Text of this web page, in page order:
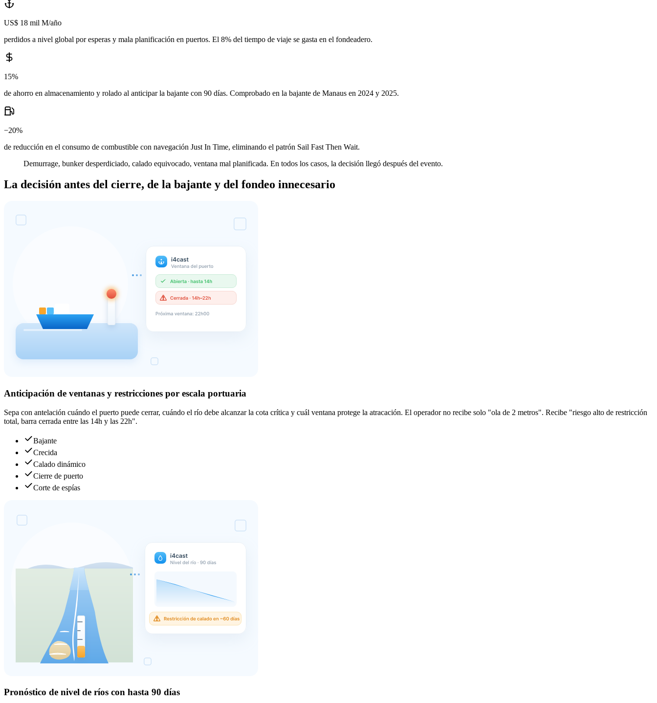
US$ 18 mil M/año
perdidos a nivel global por esperas y mala planificación en puertos. El 8% del tiempo de viaje se gasta en el fondeadero.
15%
de ahorro en almacenamiento y rolado al anticipar la bajante con 90 días. Comprobado en la bajante de Manaus en 2024 y 2025.
−20%
de reducción en el consumo de combustible con navegación Just In Time, eliminando el patrón Sail Fast Then Wait.
Demurrage, bunker desperdiciado, calado equivocado, ventana mal planificada. En todos los casos, la decisión llegó después del evento.
La decisión antes del cierre, de la bajante y del fondeo innecesario
Anticipación de ventanas y restricciones por escala portuaria
Sepa con antelación cuándo el puerto puede cerrar, cuándo el río debe alcanzar la cota crítica y cuál ventana protege la atracación. El operador no recibe solo "ola de 2 metros". Recibe "riesgo alto de restricción
total, barra cerrada entre las 14h y las 22h".
Bajante
Crecida
Calado dinámico
Cierre de puerto
Corte de espías
Pronóstico de nivel de ríos con hasta 90 días